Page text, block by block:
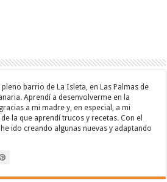
pleno barrio de La Isleta, en Las Palmas de
Aprendí a desenvolverme en la
a mi madre y, en especial, a mi
la que aprendí trucos y recetas. Con el
ido creando algunas nuevas y adaptando